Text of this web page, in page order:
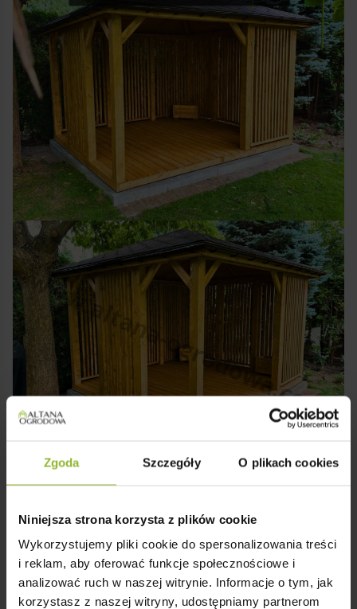
Zgoda Szczegóły O plikach cookies
Niniejsza strona korzysta z plików cookie
Wykorzystujemy pliki cookie do spersonalizowania treści
i reklam, aby oferować funkcje społecznościowe i
analizować ruch w naszej witrynie. Informacje o tym, jak
korzystasz z naszej witryny, udostępniamy partnerom